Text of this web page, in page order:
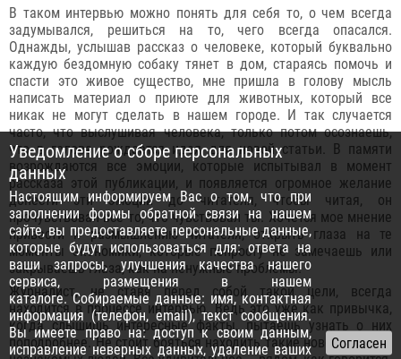
В таком интервью можно понять для себя то, о чем всегда
задумывался, решиться на то, чего всегда опасался.
Однажды, услышав рассказ о человеке, который буквально
каждую бездомную собаку тянет в дом, стараясь помочь и
спасти это живое существо, мне пришла в голову мысль
написать материал о приюте для животных, который все
никак не могут сделать в нашем городе. И так случается
часто, что выслушивая человека, только потом осознаешь,
что в голове рождается идея для новой статьи. В памяти
возрождаются все эмоции, которые испытывал в момент
рассказа этой публикации, и появляется огромное желание
донести эти эмоции до читателя, чтобы читая, он
прочувствовал все то, что чувствовал ты. Хочется мое мнение
привести к размышлению читателя, открыть глаза на те
моменты экономики, которые попросту не замечаешь или
закрываешь глаза, как на ненужные проблемы.
Журналист, не ставя перед собой такой цели, всегда
находится в процессе интервью. Ведь это уже как привычка,
когда слышишь интересные факты, пытаешь узнать о них
поподробнее. Не стоит бояться находить такие новости среди
Уведомление о сборе персональных
данных
Настоящим информируем Вас о том, что при
заполнении формы обратной связи на нашем
сайте, вы предоставляете персональные данные,
которые будут использоваться для: ответа на
ваши запросы, улучшения качества нашего
сервиса, размещения в нашем
каталоге. Собираемые данные: имя, контактная
информация (телефон, email), текст сообщения.
Вы имеете право на: доступ к своим данным,
исправление неверных данных, удаление ваших